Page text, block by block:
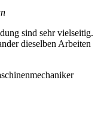
sind sehr vielseitig.
dieselben Arbeiten